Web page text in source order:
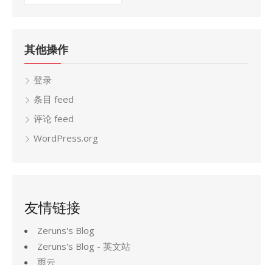
其他操作
登录
条目 feed
评论 feed
WordPress.org
友情链接
Zeruns's Blog
Zeruns's Blog - 英文站
雨云